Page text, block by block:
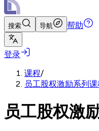
搜索 导航 帮助
登录
课程/
员工股权激励系列课
员工股权激